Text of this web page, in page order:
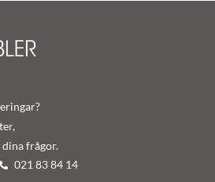
frågor.
021 83 84 14